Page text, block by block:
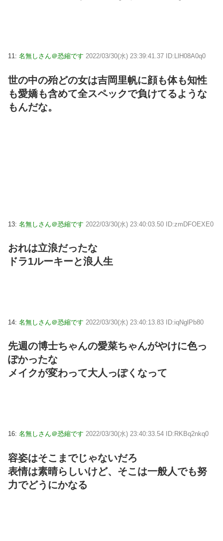
11: 名無しさん＠恐縮です 2022/03/30(水) 23:39:41.37 ID:LlH08A0q0
世の中の殆どの女は吉岡里帆に顔も体も知性
も愛嬌も含めて全スペックで負けてるような
もんだな。
13: 名無しさん＠恐縮です 2022/03/30(水) 23:40:03.50 ID:zmDFOEXE0
おれは立浪だったな
ドラ1ルーキーと浪人生
14: 名無しさん＠恐縮です 2022/03/30(水) 23:40:13.83 ID:iqNglPb80
先週の博士ちゃんの愛菜ちゃんがやけに色っ
ぽかったな
メイクが変わって大人っぽくなって
16: 名無しさん＠恐縮です 2022/03/30(水) 23:40:33.54 ID:RKBq2nkq0
容姿はそこまでじゃないだろ
表情は素晴らしいけど、そこは一般人でも努
力でどうにかなる